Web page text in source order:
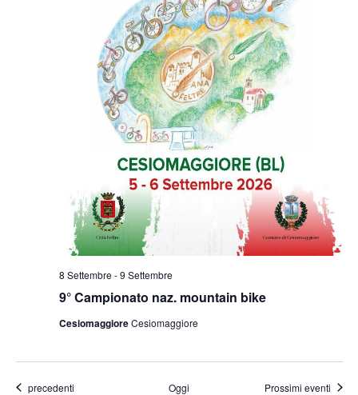
9° Campionato naz. mountain bike
8 Settembre -9 Settembre
CesiomaggioreCesiomaggiore
Eventi
precedenti Oggi Prossimi eventi